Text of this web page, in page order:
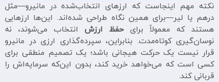
نکته مهم اینجاست که ارزهای انتخاب‌شده در مانیرو—مثل
درهم یا لیر—برای همین نگاه طراحی شده‌اند. این‌ها ارزهایی
هستند که معمولاً برایحفظ ارزش انتخاب می‌شوند، نه
نوسان‌گیری کوتاه‌مدت. بنابراین، سپرده‌گذاری ارزی در مانیرو
قرار نیست یک حرکت هیجانی باشد؛ یک تصمیم منطقی برای
کسی است که می‌خواهد خرید کند، بدون این‌که سرمایه‌اش را
قربانی کند.